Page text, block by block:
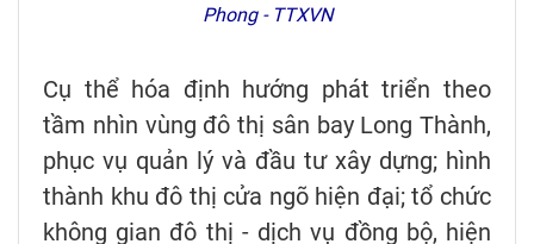
Phong - TTXVN
Cụ thể hóa định hướng phát triển theo
tầm nhìn vùng đô thị sân bay Long Thành,
phục vụ quản lý và đầu tư xây dựng; hình
thành khu đô thị cửa ngõ hiện đại; tổ chức
không gian đô thị - dịch vụ đồng bộ, hiện